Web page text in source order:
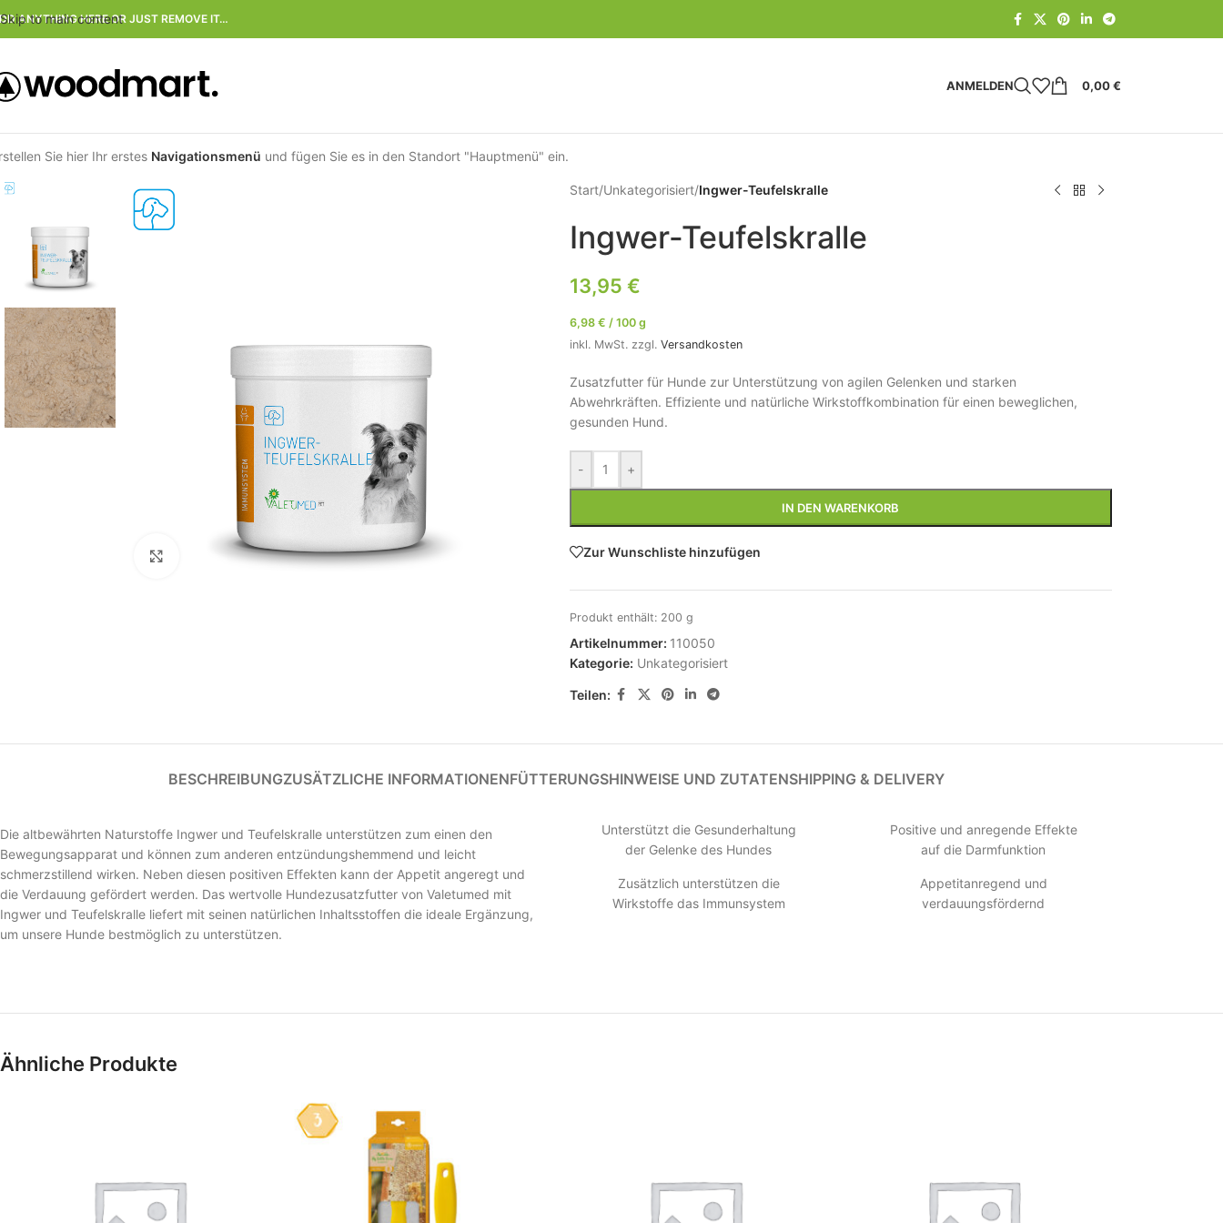
Skip to main content
ANYTHING HERE OR JUST REMOVE IT…
ANMELDEN 0,00€
Sie hier Ihr erstes Navigationsmenü und fügen Sie es in den Standort "Hauptmenü" ein.
Klick zum Vergrößern
Start/Unkategorisiert/Ingwer-Teufelskralle
Ingwer-Teufelskralle
13,95 €
6,98 € / 100 g
inkl. MwSt. zzgl. Versandkosten
Zusatzfutter für Hunde zur Unterstützung von agilen Gelenken und starken
Abwehrkräften. Effiziente und natürliche Wirkstoffkombination für einen beweglichen,
gesunden Hund.
- +
IN DEN WARENKORB
Zur Wunschliste hinzufügen
Produkt enthält: 200 g
Artikelnummer: 110050
Kategorie: Unkategorisiert
Teilen:
BESCHREIBUNGZUSÄTZLICHE INFORMATIONENFÜTTERUNGSHINWEISE UND ZUTATENSHIPPING & DELIVERY
Die altbewährten Naturstoffe Ingwer und Teufelskralle unterstützen zum einen den
Bewegungsapparat und können zum anderen entzündungshemmend und leicht
schmerzstillend wirken. Neben diesen positiven Effekten kann der Appetit angeregt und
die Verdauung gefördert werden. Das wertvolle Hundezusatzfutter von Valetumed mit
Ingwer und Teufelskralle liefert mit seinen natürlichen Inhaltsstoffen die ideale Ergänzung,
um unsere Hunde bestmöglich zu unterstützen.
Unterstützt die Gesunderhaltung
der Gelenke des Hundes
Positive und anregende Effekte
auf die Darmfunktion
Zusätzlich unterstützen die
Wirkstoffe das Immunsystem
Appetitanregend und
verdauungsfördernd
Ähnliche Produkte